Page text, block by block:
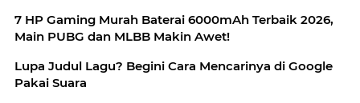
7 HP Gaming Murah Baterai 6000mAh Terbaik 2026,
Main PUBG dan MLBB Makin Awet!
Lupa Judul Lagu? Begini Cara Mencarinya di Google
Pakai Suara